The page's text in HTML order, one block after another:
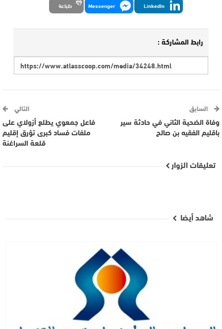
LinkedIn
Messenger طباعة
رابط المشاركة :
السابق
وفاة الضحية الثاني في حادثة سير
باقليم الفقيه بن صالح
التالي
فاعل جمعوي يطلع أزولاي على
ملفات فساد كبرى تؤرق إقليم
قلعة السراغنة
تعليقات الزوار
شاهد أيضا